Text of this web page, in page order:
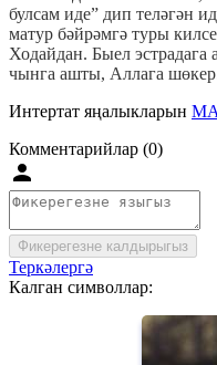
булсам иде” дип теләгән
матур бәйрәмгә туры
Ходайдан. Быел
чынга ашты, Аллага
Интертат яңалыкларын
Комментарийлар (0)
Фикерегезне калдырыгыз
Теркәлергә
Калган символлар: